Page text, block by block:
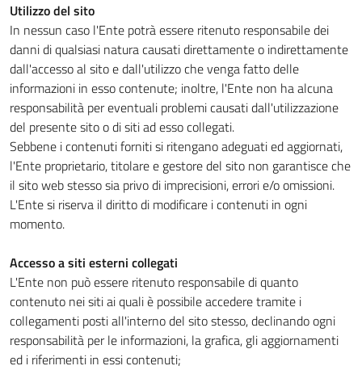
Utilizzo del sito
In nessun caso l'Ente potrà essere ritenuto responsabile dei
danni di qualsiasi natura causati direttamente o indirettamente
dall'accesso al sito e dall'utilizzo che venga fatto delle
informazioni in esso contenute; inoltre, l'Ente non ha alcuna
responsabilità per eventuali problemi causati dall'utilizzazione
del presente sito o di siti ad esso collegati.
Sebbene i contenuti forniti si ritengano adeguati ed aggiornati,
l'Ente proprietario, titolare e gestore del sito non garantisce che
il sito web stesso sia privo di imprecisioni, errori e/o omissioni.
L'Ente si riserva il diritto di modificare i contenuti in ogni
momento.
Accesso a siti esterni collegati
L'Ente non può essere ritenuto responsabile di quanto
contenuto nei siti ai quali è possibile accedere tramite i
collegamenti posti all'interno del sito stesso, declinando ogni
responsabilità per le informazioni, la grafica, gli aggiornamenti
ed i riferimenti in essi contenuti;